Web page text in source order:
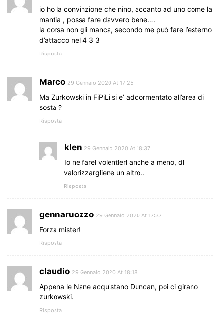
io ho la convinzione che nino, accanto ad uno come la
mantia , possa fare davvero bene….
la corsa non gli manca, secondo me può fare l’esterno
d’attacco nel 4 3 3
Risposta
Marco 29 Gennaio 2020 At 17:25
Ma Zurkowski in FiPiLi si e’ addormentato all’area di
sosta ?
Risposta
klen 29 Gennaio 2020 At 18:37
Io ne farei volentieri anche a meno, di
valorizzargliene un altro..
Risposta
gennaruozzo 29 Gennaio 2020 At 17:37
Forza mister!
Risposta
claudio 29 Gennaio 2020 At 18:18
Appena le Nane acquistano Duncan, poi ci girano
zurkowski.
Risposta